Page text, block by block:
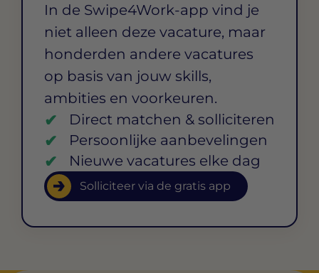
In de Swipe4Work-app vind je
niet alleen deze vacature, maar
honderden andere vacatures
op basis van jouw skills,
ambities en voorkeuren.
Direct matchen & solliciteren
Persoonlijke aanbevelingen
Nieuwe vacatures elke dag
Solliciteer via de gratis app